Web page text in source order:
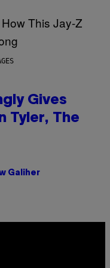
Gives
Tyler, The
Galiher